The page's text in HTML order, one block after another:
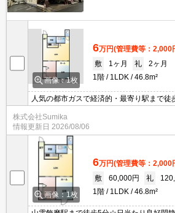
画像：1枚
6万円(管理費等：2,000
敷
1ヶ月 礼
2ヶ月
1階
1LDK 46.8m²
人気の都市ガスで経済的・最寄り駅まで徒
株式会社Sumika
情報更新日 2026/08/06
画像：1枚
6万円(管理費等：2,000
敷
60,000円 礼
1階
1LDK 46.8m²